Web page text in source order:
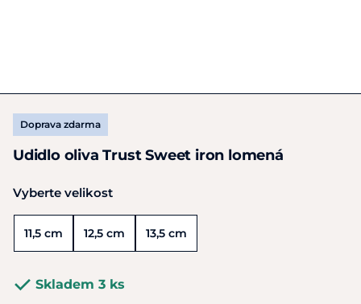
Doprava zdarma
Udidlo oliva Trust Sweet iron lomená
Vyberte velikost
11,5 cm 12,5 cm 13,5 cm
Skladem 3 ks